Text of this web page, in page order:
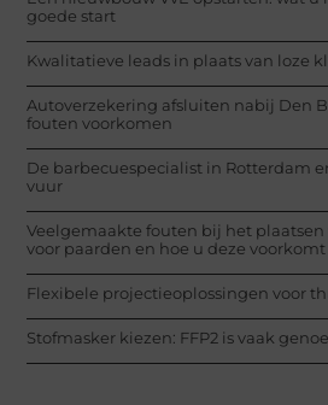
goede start
Kwalitatieve leads in plaats van loze
Autoverzekering afsluiten nabij Den
fouten voorkomen
De barbecuespecialist in Rotterdam
vuur
Veelgemaakte fouten bij het
voor paarden en hoe u deze voorkomt
Flexibele projectieoplossingen voor
Stofmasker kiezen: FFP2 is vaak